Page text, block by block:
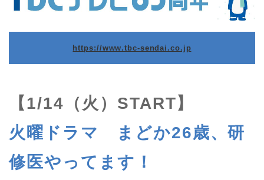
https://www.tbc-sendai.co.jp
【1/14（火）START】
火曜ドラマ まどか26歳、研
修医やってます！